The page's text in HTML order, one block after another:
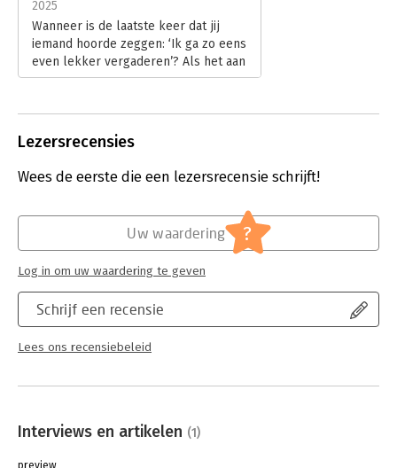
2025
Wanneer is de laatste keer dat jij
iemand hoorde zeggen: ‘Ik ga zo eens
even lekker vergaderen’? Als het aan
Bart Groenewoud en Ernst van Dam
‘Vergader jezelf gelukkig’ gidsen ze
ons naar een blije vergadertoekomst.
Lees verder
Lezersrecensies
Wees de eerste die een lezersrecensie schrijft!
Schrijf een recensie
Lees ons recensiebeleid
Uw waardering ?
Log in om uw waardering te geven
Interviews en artikelen (1)
preview